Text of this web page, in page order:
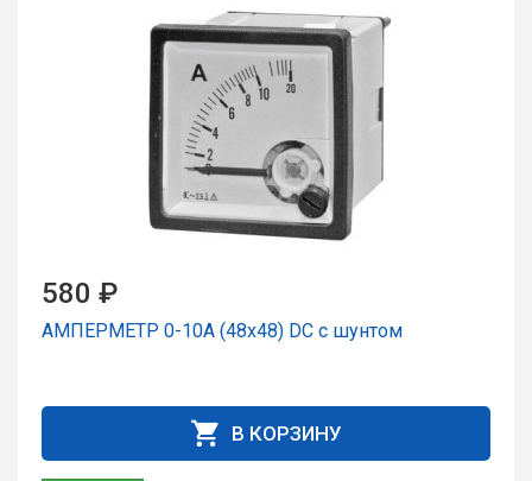
580 ₽
АМПЕРМЕТР 0-10А (48х48) DC с шунтом
В КОРЗИНУ